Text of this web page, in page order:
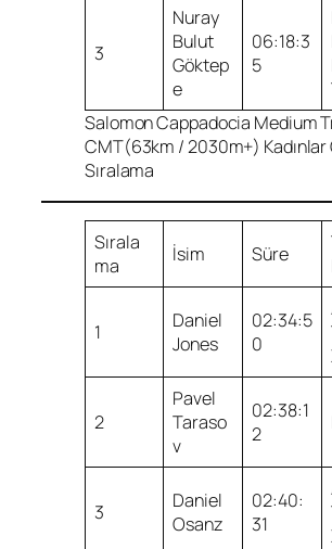
3
Nuray
Bulut
Göktep
e
06:18:3
5
Salomon Cappadocia Medium
CMT(63km / 2030m+) Kadınlar
Sıralama
Sırala
ma
İsim Süre
1
Daniel
Jones
02:34:5
0
2
Pavel
Taraso
v
02:38:1
2
3
Daniel
Osanz
02:40:
31